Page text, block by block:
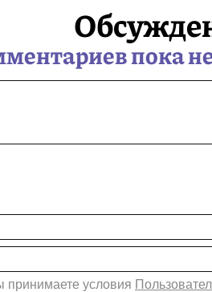
пока
принимаете условия